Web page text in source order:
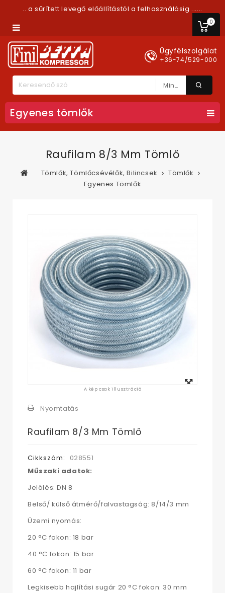
.. a sűrített levegő előállítástól a felhasználásig ......
0
Ügyfélszolgálat
+36-74/529-000
Minden Kategória
Egyenes tömlők
Raufilam 8/3 Mm Tömlő
Tömlők, Tömlőcsévélők, Bilincsek
Tömlők
Egyenes Tömlők
A kép csak illusztráció
Nyomtatás
Raufilam 8/3 Mm Tömlő
Cikkszám:
028551
Műszaki adatok:
Jelölés: DN 8
Belső/ külső átmérő/falvastagság: 8/14/3 mm
Üzemi nyomás:
20 °C fokon: 18 bar
40 °C fokon: 15 bar
60 °C fokon: 11 bar
Legkisebb hajlítási sugár 20 °C fokon: 30 mm